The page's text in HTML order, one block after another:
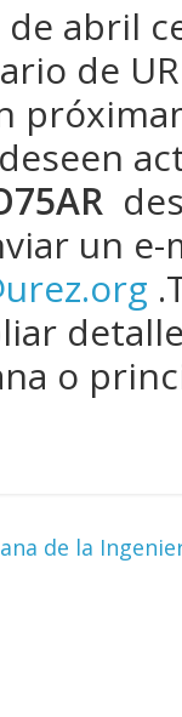
abril
de
un e-
o
de la